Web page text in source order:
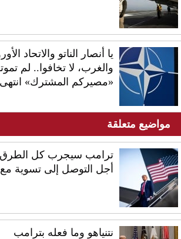
يا أنصار الناتو والاتحاد
والغرب، لا تخافوا.. لم
«مصيركم المشترك»
مواضيع متعلقة
ترامب سيجرب كل
أجل التوصل إلى تسوية مع
نتنياهو وما فعله بترامب